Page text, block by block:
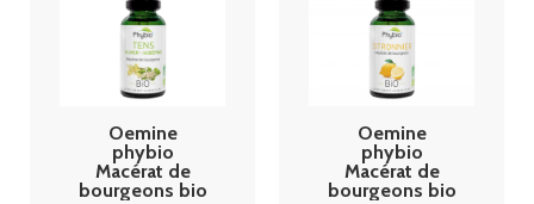
Oemine
phybio
Macérat de
bourgeons bio
Oemine
phybio
Macérat de
bourgeons bio